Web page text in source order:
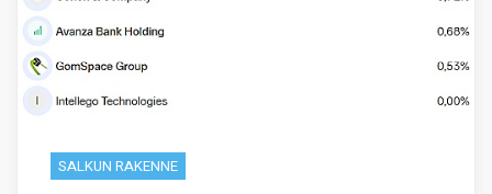
SALKUN RAKENNE